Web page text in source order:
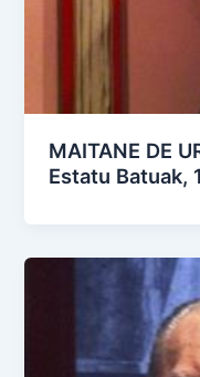
MAITANE DE
Estatu Batuak,